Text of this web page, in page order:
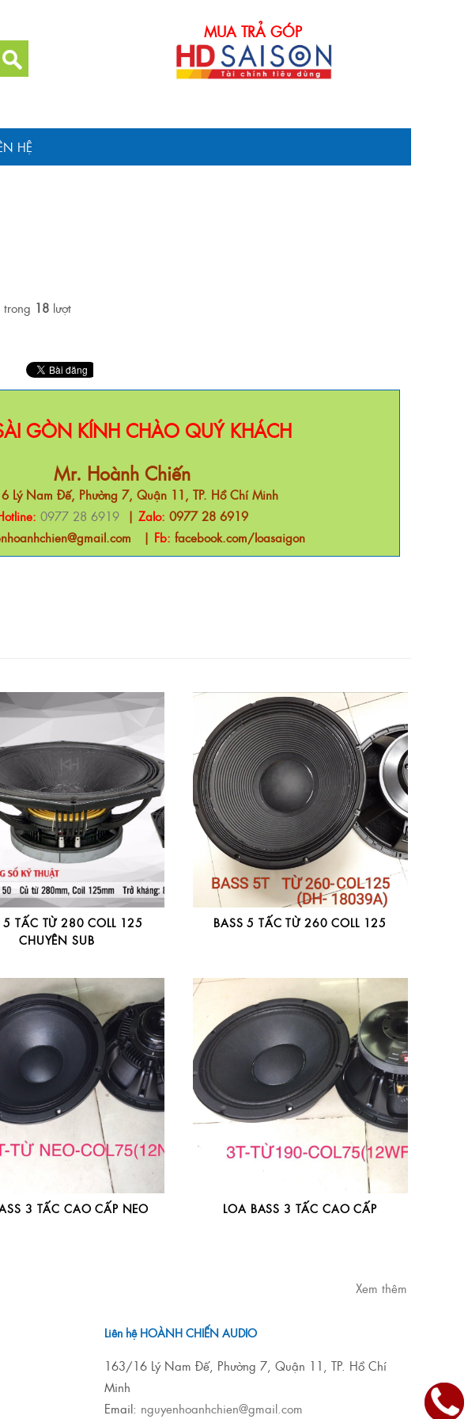
MUA TRẢ GÓP
HỆ
trong 18lượt
GÒN KÍNH CHÀO QUÝ KHÁCH
Mr. Hoành Chiến
Lý Nam Đế, Phường 7, Quận 11, TP. Hồ Chí Minh
0977 28 6919| Zalo: 0977 28 6919
| Fb:facebook.com/loasaigon
5 TẤC TỪ 280 COLL 125
CHUYÊN SUB
BASS 5 TẤC TỪ 260 COLL 125
3 TẤC CAO CẤP NEO LOA BASS 3 TẤC CAO CẤP
Xem thêm
Liên hệ HOÀNH CHIẾN AUDIO
163/16 Lý Nam Đế, Phường 7, Quận 11, TP. Hồ Chí
Minh
Email: nguyenhoanhchien@gmail.com